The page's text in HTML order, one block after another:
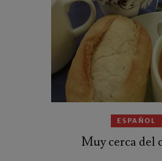
ESPAÑOL
Muy cerca del